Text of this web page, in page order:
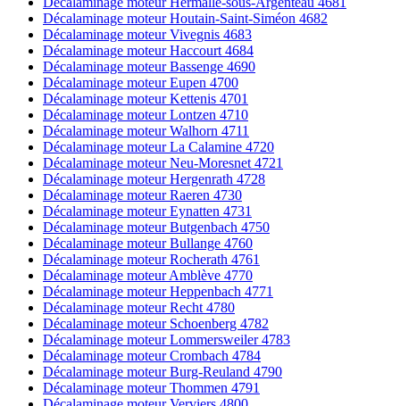
Décalaminage moteur Houtain-Saint-Siméon 4682
Décalaminage moteur Vivegnis 4683
Décalaminage moteur Haccourt 4684
Décalaminage moteur Bassenge 4690
Décalaminage moteur Eupen 4700
Décalaminage moteur Kettenis 4701
Décalaminage moteur Lontzen 4710
Décalaminage moteur Walhorn 4711
Décalaminage moteur La Calamine 4720
Décalaminage moteur Neu-Moresnet 4721
Décalaminage moteur Hergenrath 4728
Décalaminage moteur Raeren 4730
Décalaminage moteur Eynatten 4731
Décalaminage moteur Butgenbach 4750
Décalaminage moteur Bullange 4760
Décalaminage moteur Rocherath 4761
Décalaminage moteur Amblève 4770
Décalaminage moteur Heppenbach 4771
Décalaminage moteur Recht 4780
Décalaminage moteur Schoenberg 4782
Décalaminage moteur Lommersweiler 4783
Décalaminage moteur Crombach 4784
Décalaminage moteur Burg-Reuland 4790
Décalaminage moteur Thommen 4791